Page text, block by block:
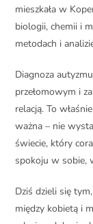
mieszkała w
biologii, chemii i
metodach i
Diagnoza
przełomowym i
relacją. To
ważna – nie
świecie, który
spokoju w sobie,
Dziś dzieli się
między kobietą i